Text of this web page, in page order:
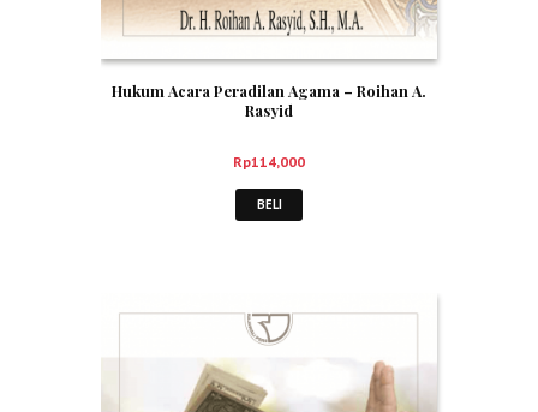
Hukum Acara Peradilan Agama – Roihan A.
Rasyid
Rp114,000
BELI